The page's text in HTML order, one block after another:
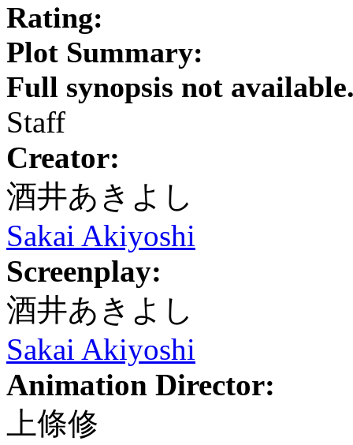
Rating:
Plot Summary:
Full synopsis not
Staff
Creator:
酒井あきよし
Sakai Akiyoshi
Screenplay:
酒井あきよし
Sakai Akiyoshi
Animation Director:
上條修